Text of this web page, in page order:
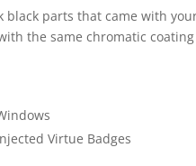
black parts that came with
the same chromatic
Virtue Badges